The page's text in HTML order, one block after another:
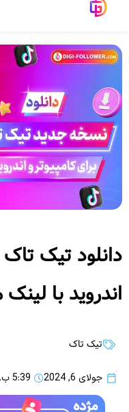
دانلود تیک تاک
اندروید با
تیک تاک
جولای 6, 2024 5:39 ب.ظ